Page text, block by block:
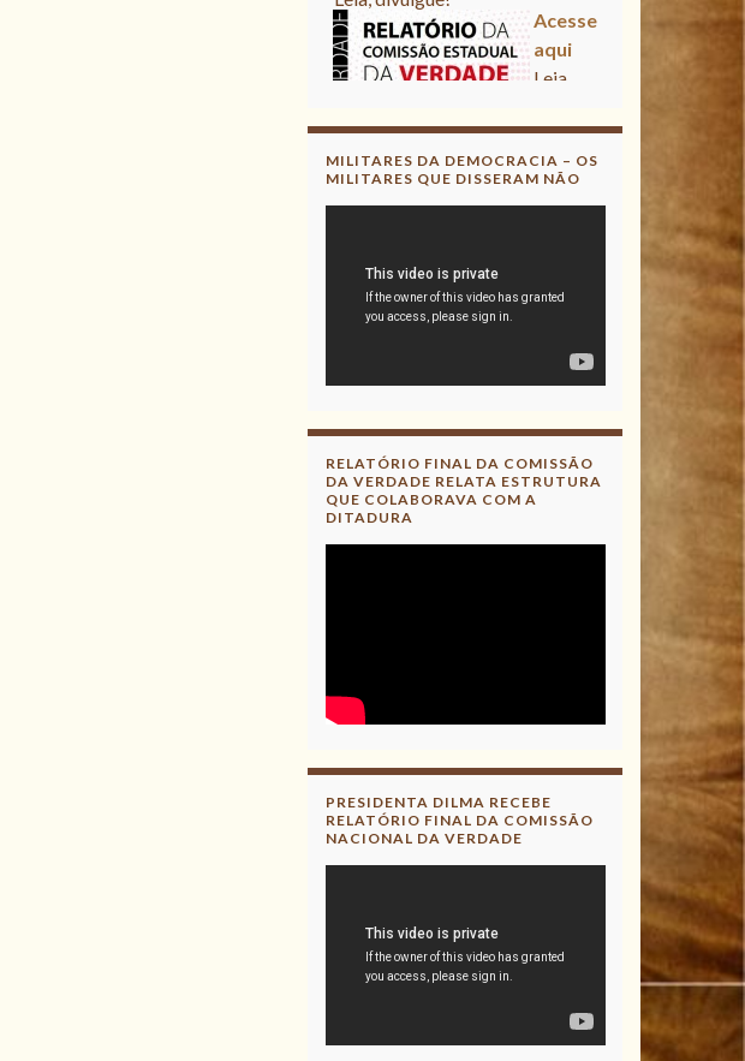
Leia, contribua !
da CNV
Leia, divulgue!
MILITARES DA DEMOCRACIA – OS
MILITARES QUE DISSERAM NÃO
RELATÓRIO FINAL DA COMISSÃO
DA VERDADE RELATA ESTRUTURA
QUE COLABORAVA COM A
DITADURA
PRESIDENTA DILMA RECEBE
RELATÓRIO FINAL DA COMISSÃO
NACIONAL DA VERDADE